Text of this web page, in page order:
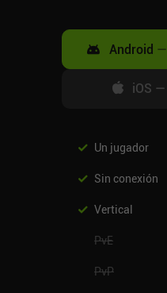
Android —
iOS —
Un jugador
Sin conexión
Vertical
PvE
PvP